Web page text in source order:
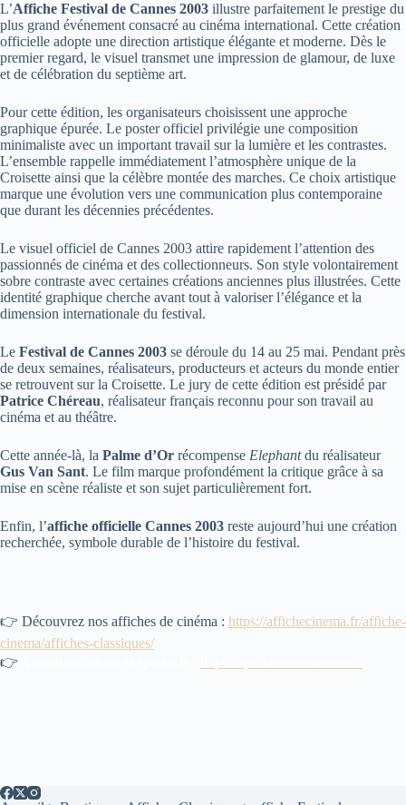
L’Affiche Festival de Cannes 2003 illustre parfaitement le prestige du
plus grand événement consacré au cinéma international. Cette création
officielle adopte une direction artistique élégante et moderne. Dès le
premier regard, le visuel transmet une impression de glamour, de luxe
et de célébration du septième art.
Pour cette édition, les organisateurs choisissent une approche
graphique épurée. Le poster officiel privilégie une composition
minimaliste avec un important travail sur la lumière et les contrastes.
L’ensemble rappelle immédiatement l’atmosphère unique de la
Croisette ainsi que la célèbre montée des marches. Ce choix artistique
marque une évolution vers une communication plus contemporaine
que durant les décennies précédentes.
Le visuel officiel de Cannes 2003 attire rapidement l’attention des
passionnés de cinéma et des collectionneurs. Son style volontairement
sobre contraste avec certaines créations anciennes plus illustrées. Cette
identité graphique cherche avant tout à valoriser l’élégance et la
dimension internationale du festival.
Le Festival de Cannes 2003 se déroule du 14 au 25 mai. Pendant près
de deux semaines, réalisateurs, producteurs et acteurs du monde entier
se retrouvent sur la Croisette. Le jury de cette édition est présidé par
Patrice Chéreau, réalisateur français reconnu pour son travail au
cinéma et au théâtre.
Cette année-là, la Palme d’Or récompense Elephantdu réalisateur
Gus Van Sant. Le film marque profondément la critique grâce à sa
mise en scène réaliste et son sujet particulièrement fort.
Enfin, l’affiche officielle Cannes 2003 reste aujourd’hui une création
recherchée, symbole durable de l’histoire du festival.
👉 Découvrez nos affiches de cinéma : https://affichecinema.fr/affiche-
cinema/affiches-classiques/
👉